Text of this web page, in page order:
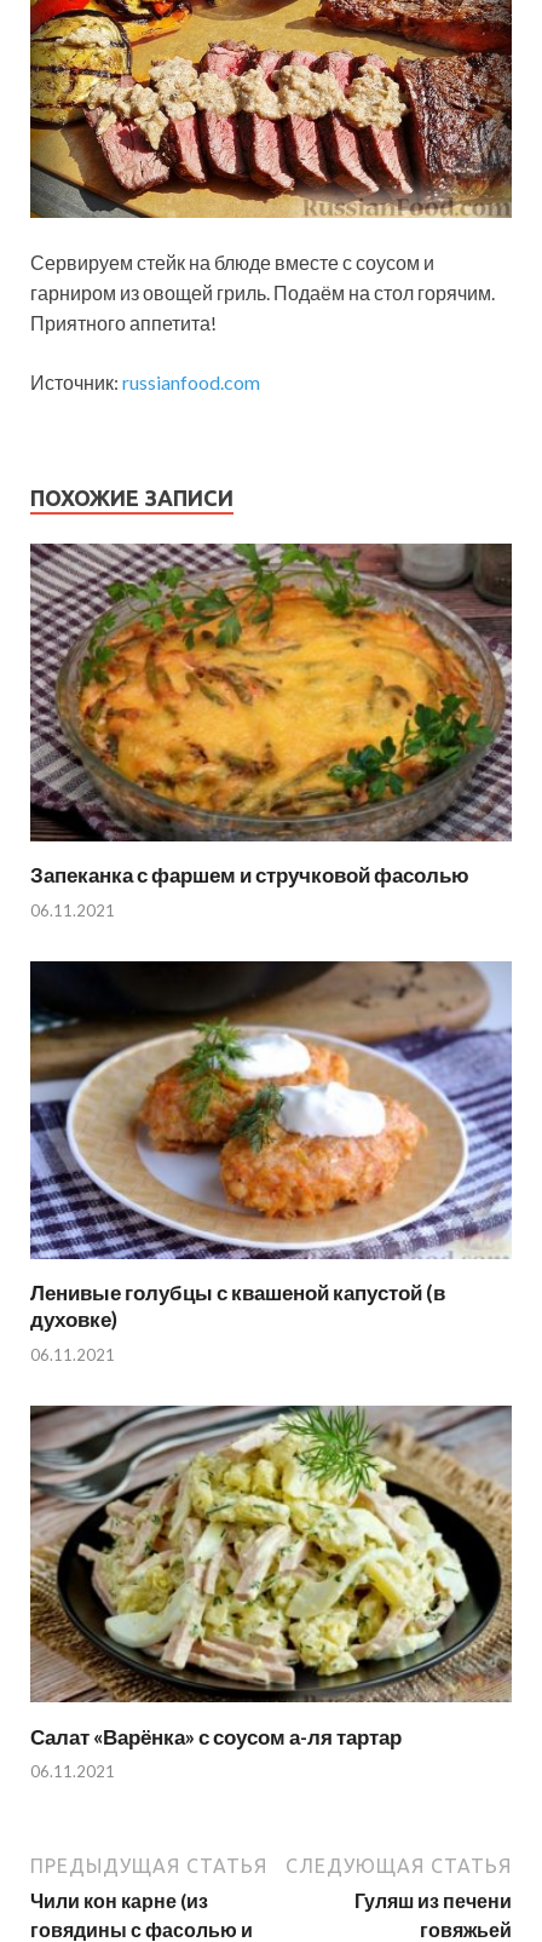
Сервируем стейк на блюде вместе с соусом и
гарниром из овощей гриль. Подаём на стол горячим.
Приятного аппетита!
Источник: russianfood.com
ПОХОЖИЕ ЗАПИСИ
Запеканка с фаршем и стручковой фасолью
06.11.2021
Ленивые голубцы с квашеной капустой (в
духовке)
06.11.2021
Салат «Варёнка» с соусом а-ля тартар
06.11.2021
ПРЕДЫДУЩАЯ СТАТЬЯ
Чили кон карне (из
говядины с фасолью и
СЛЕДУЮЩАЯ СТАТЬЯ
Гуляш из печени
говяжьей